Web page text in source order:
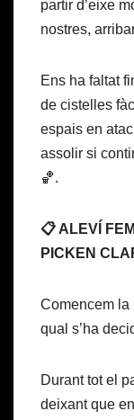
partir d’eixe
nostres,
Ens ha faltat
de cistelles
espais en
assolir si
🏀.
📋 ALEVÍ
PICKEN
Comencem la
qual s’ha
Durant tot el
deixant que